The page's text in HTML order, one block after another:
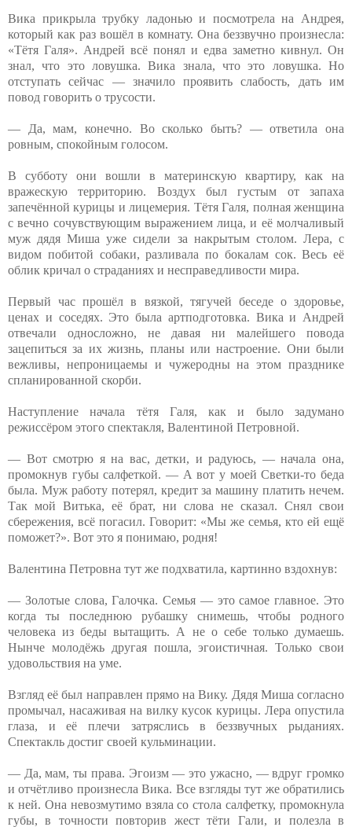
Вика прикрыла трубку ладонью и посмотрела на Андрея,
который как раз вошёл в комнату. Она беззвучно произнесла:
«Тётя Галя». Андрей всё понял и едва заметно кивнул. Он
знал, что это ловушка. Вика знала, что это ловушка. Но
отступать сейчас — значило проявить слабость, дать им
повод говорить о трусости.
— Да, мам, конечно. Во сколько быть? — ответила она
ровным, спокойным голосом.
В субботу они вошли в материнскую квартиру, как на
вражескую территорию. Воздух был густым от запаха
запечённой курицы и лицемерия. Тётя Галя, полная женщина
с вечно сочувствующим выражением лица, и её молчаливый
муж дядя Миша уже сидели за накрытым столом. Лера, с
видом побитой собаки, разливала по бокалам сок. Весь её
облик кричал о страданиях и несправедливости мира.
Первый час прошёл в вязкой, тягучей беседе о здоровье,
ценах и соседях. Это была артподготовка. Вика и Андрей
отвечали односложно, не давая ни малейшего повода
зацепиться за их жизнь, планы или настроение. Они были
вежливы, непроницаемы и чужеродны на этом празднике
спланированной скорби.
Наступление начала тётя Галя, как и было задумано
режиссёром этого спектакля, Валентиной Петровной.
— Вот смотрю я на вас, детки, и радуюсь, — начала она,
промокнув губы салфеткой. — А вот у моей Светки-то беда
была. Муж работу потерял, кредит за машину платить нечем.
Так мой Витька, её брат, ни слова не сказал. Снял свои
сбережения, всё погасил. Говорит: «Мы же семья, кто ей ещё
поможет?». Вот это я понимаю, родня!
Валентина Петровна тут же подхватила, картинно вздохнув:
— Золотые слова, Галочка. Семья — это самое главное. Это
когда ты последнюю рубашку снимешь, чтобы родного
человека из беды вытащить. А не о себе только думаешь.
Нынче молодёжь другая пошла, эгоистичная. Только свои
удовольствия на уме.
Взгляд её был направлен прямо на Вику. Дядя Миша согласно
промычал, насаживая на вилку кусок курицы. Лера опустила
глаза, и её плечи затряслись в беззвучных рыданиях.
Спектакль достиг своей кульминации.
— Да, мам, ты права. Эгоизм — это ужасно, — вдруг громко
и отчётливо произнесла Вика. Все взгляды тут же обратились
к ней. Она невозмутимо взяла со стола салфетку, промокнула
губы, в точности повторив жест тёти Гали, и полезла в